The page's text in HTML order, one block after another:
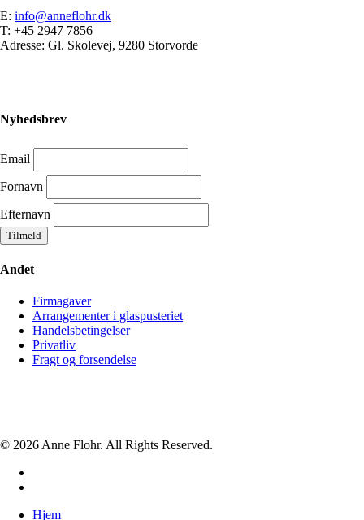
E: info@anneflohr.dk
T: +45 2947 7856
Adresse: Gl. Skolevej, 9280 Storvorde
Nyhedsbrev
Email
Fornavn
Efternavn
Andet
Firmagaver
Arrangementer i glaspusteriet
Handelsbetingelser
Privatliv
Fragt og forsendelse
© 2026 Anne Flohr. All Rights Reserved.
Close
Hjem